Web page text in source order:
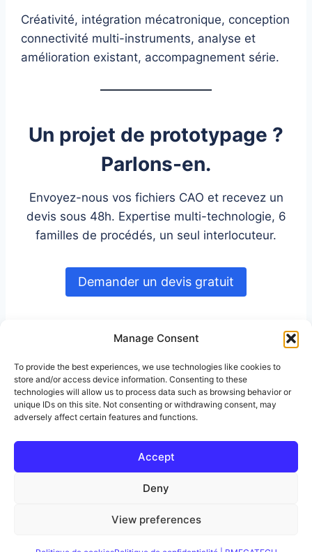
Manage Consent
To provide the best experiences, we use technologies like cookies to
store and/or access device information. Consenting to these
technologies will allow us to process data such as browsing behavior or
unique IDs on this site. Not consenting or withdrawing consent, may
adversely affect certain features and functions.
Accept
Deny
View preferences
Créativité, intégration mécatronique, conception
connectivité multi-instruments, analyse et
amélioration existant, accompagnement série.
Un projet de prototypage ?
Parlons-en.
Envoyez-nous vos fichiers CAO et recevez un
devis sous 48h. Expertise multi-technologie, 6
familles de procédés, un seul interlocuteur.
Demander un devis gratuit
© 2026 BMECATECH -